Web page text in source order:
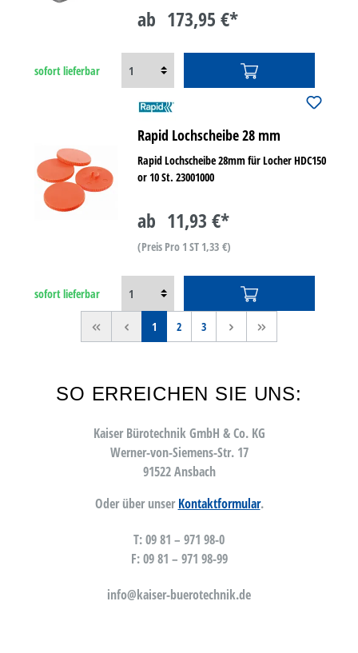
ab 173,95 €*
sofort lieferbar
Rapid Lochscheibe 28 mm
Rapid Lochscheibe 28mm für Locher HDC150
or 10 St. 23001000
ab 11,93 €*
(Preis Pro 1 ST 1,33 €)
sofort lieferbar
<< < 1 2 3 > >>
SO ERREICHEN SIE UNS:
Kaiser Bürotechnik GmbH & Co. KG
Werner-von-Siemens-Str. 17
91522 Ansbach
Oder über unserKontaktformular.
T: 09 81 – 971 98-0
F: 09 81 – 971 98-99
info@kaiser-buerotechnik.de